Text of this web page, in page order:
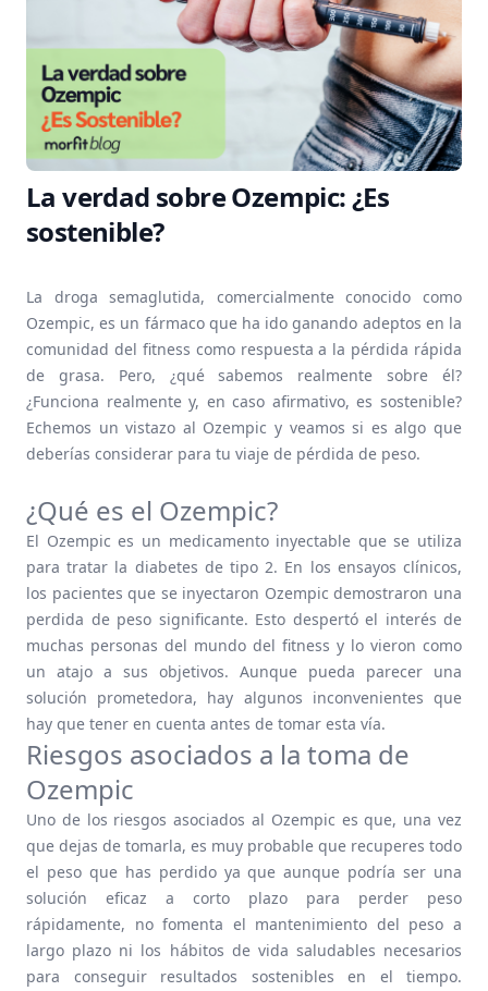
La verdad sobre Ozempic: ¿Es
sostenible?
La droga semaglutida, comercialmente conocido como
Ozempic, es un fármaco que ha ido ganando adeptos en la
comunidad del fitness como respuesta a la pérdida rápida
de grasa. Pero, ¿qué sabemos realmente sobre él?
¿Funciona realmente y, en caso afirmativo, es sostenible?
Echemos un vistazo al Ozempic y veamos si es algo que
deberías considerar para tu viaje de pérdida de peso.
¿Qué es el Ozempic?
El Ozempic es un medicamento inyectable que se utiliza
para tratar la diabetes de tipo 2. En los ensayos clínicos,
los pacientes que se inyectaron Ozempic demostraron una
perdida de peso significante. Esto despertó el interés de
muchas personas del mundo del fitness y lo vieron como
un atajo a sus objetivos. Aunque pueda parecer una
solución prometedora, hay algunos inconvenientes que
hay que tener en cuenta antes de tomar esta vía.
Riesgos asociados a la toma de
Ozempic
Uno de los riesgos asociados al Ozempic es que, una vez
que dejas de tomarla, es muy probable que recuperes todo
el peso que has perdido ya que aunque podría ser una
solución eficaz a corto plazo para perder peso
rápidamente, no fomenta el mantenimiento del peso a
largo plazo ni los hábitos de vida saludables necesarios
para conseguir resultados sostenibles en el tiempo.